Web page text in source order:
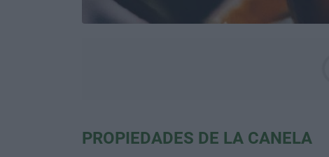
PROPIEDADES DE LA CANELA